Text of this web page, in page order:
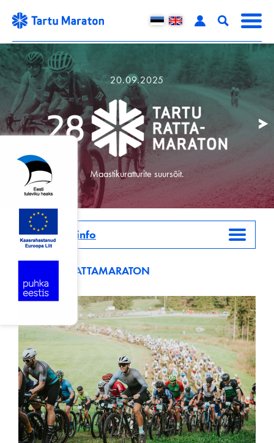
20.09.2025
Maastikuratturite suursõit.
Täiendav info
28. TARTU RATTAMARATON